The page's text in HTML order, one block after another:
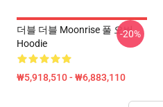
더블 더블 Moonrise 풀 오버
Hoodie
₩5,918,510 - ₩6,883,110
-20%